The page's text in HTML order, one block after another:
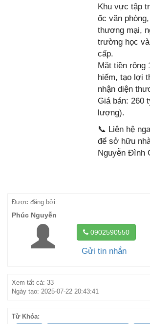
Khu vực tập
ốc văn
thương mại,
trường học
cấp.
Mặt tiền rộng
hiếm, tạo lợi
nhận diện
Giá bán: 260
lượng).
📞 Liên hệ
để sở hữu
Nguyễn Đình
Được đăng bởi:
Phúc Nguyễn
0902590550
Gửi tin nhắn
Xem tất cả: 33
Ngày tạo: 2025-07-22 20:43:41
Từ Khóa: